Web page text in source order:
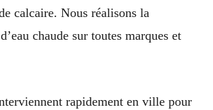
calcaire. Nous réalisons la
chaude sur toutes marques et
rapidement en ville pour